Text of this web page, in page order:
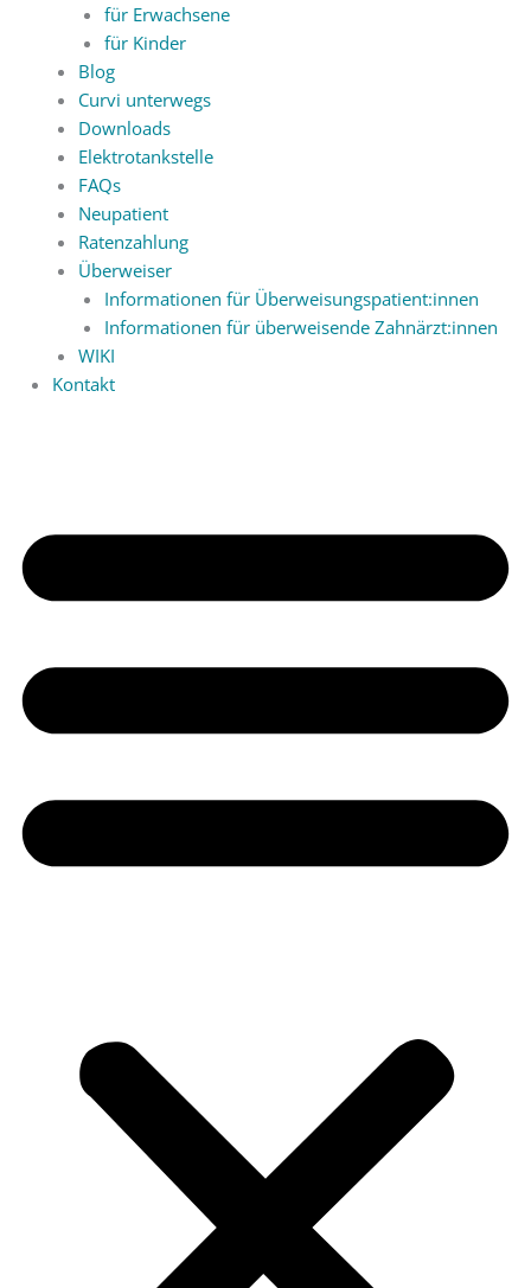
für Erwachsene
für Kinder
Blog
Curvi unterwegs
Downloads
Elektrotankstelle
FAQs
Neupatient
Ratenzahlung
Überweiser
Informationen für Überweisungspatient:innen
Informationen für überweisende Zahnärzt:innen
WIKI
Kontakt